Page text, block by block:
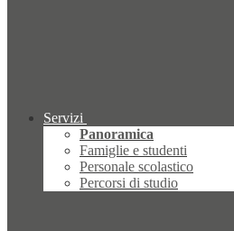
Servizi
Panoramica
Famiglie e studenti
Personale scolastico
Percorsi di studio